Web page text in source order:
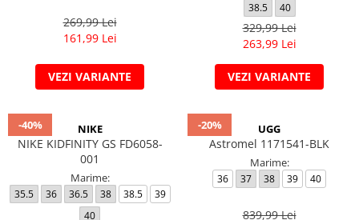
269,99 Lei
161,99 Lei
VEZI VARIANTE
38.5
40
329,99 Lei
263,99 Lei
VEZI VARIANTE
-40% NIKE
NIKE KIDFINITY GS FD6058-
001
Marime:
35.5 36 36.5 38 38.5
39
40
-20% UGG
Astromel 1171541-BLK
Marime:
36 37 38 39 40
839,99 Lei